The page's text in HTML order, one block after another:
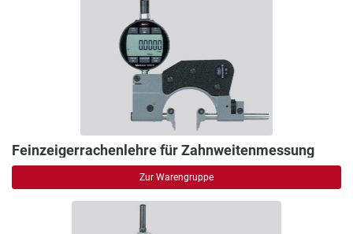
Feinzeigerrachenlehre für Zahnweitenmessung
Zur Warengruppe